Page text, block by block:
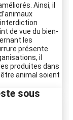
Ainsi, il
de vue du bien-
les
présente
il
produites dans
animal soient
sous